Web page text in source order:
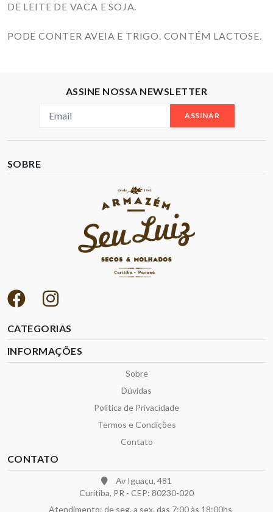
DE LEITE DE VACA E SOJA.
PODE CONTER AVEIA E TRIGO. CONTÉM LACTOSE.
ASSINE NOSSA NEWSLETTER
ASSINAR
SOBRE
CATEGORIAS
INFORMAÇÕES
Sobre
Dúvidas
Política de Privacidade
Termos e Condições
Contato
CONTATO
Av Iguaçu, 481
Curitiba, PR - CEP: 80230-020
Atendimento: de seg. a sex. das 7:00 às 18:00hs